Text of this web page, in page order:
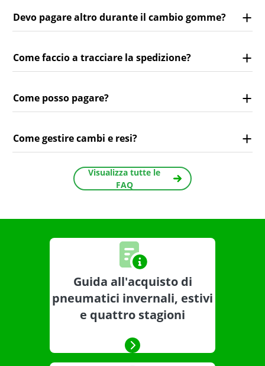
Devo pagare altro durante il cambio gomme?
Come faccio a tracciare la spedizione?
Come posso pagare?
Come gestire cambi e resi?
Visualizza tutte le
FAQ
Guida all'acquisto di
pneumatici invernali, estivi
e quattro stagioni